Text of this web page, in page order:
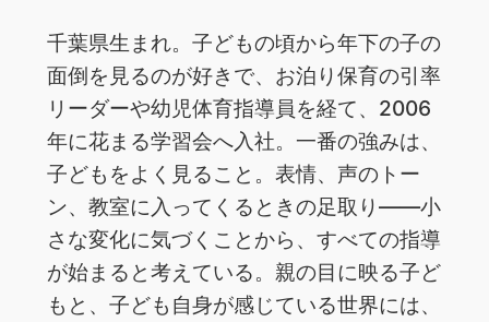
千葉県生まれ。子どもの頃から年下の子の
面倒を見るのが好きで、お泊り保育の引率
リーダーや幼児体育指導員を経て、2006
年に花まる学習会へ入社。一番の強みは、
子どもをよく見ること。表情、声のトー
ン、教室に入ってくるときの足取り——小
さな変化に気づくことから、すべての指導
が始まると考えている。親の目に映る子ど
もと、子ども自身が感じている世界には、